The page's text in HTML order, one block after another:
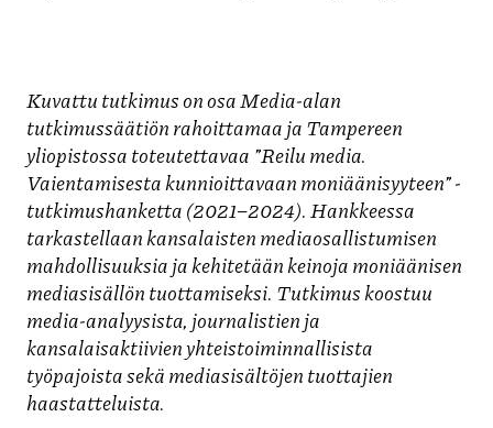
Kuvattu tutkimus on osa Media-alan
tutkimussäätiön rahoittamaa ja Tampereen
yliopistossa toteutettavaa ”Reilu media.
Vaientamisesta kunnioittavaan moniäänisyyteen” -
tutkimushanketta (2021–2024). Hankkeessa
tarkastellaan kansalaisten mediaosallistumisen
mahdollisuuksia ja kehitetään keinoja moniäänisen
mediasisällön tuottamiseksi. Tutkimus koostuu
media-analyysista, journalistien ja
kansalaisaktiivien yhteistoiminnallisista
työpajoista sekä mediasisältöjen tuottajien
haastatteluista.